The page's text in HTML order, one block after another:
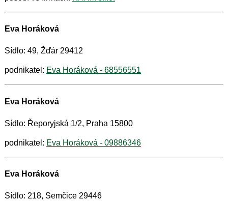
Eva Horáková
Sídlo: 49, Žďár 29412
podnikatel: Eva Horáková - 68556551
Eva Horáková
Sídlo: Řeporyjská 1/2, Praha 15800
podnikatel: Eva Horáková - 09886346
Eva Horáková
Sídlo: 218, Semčice 29446